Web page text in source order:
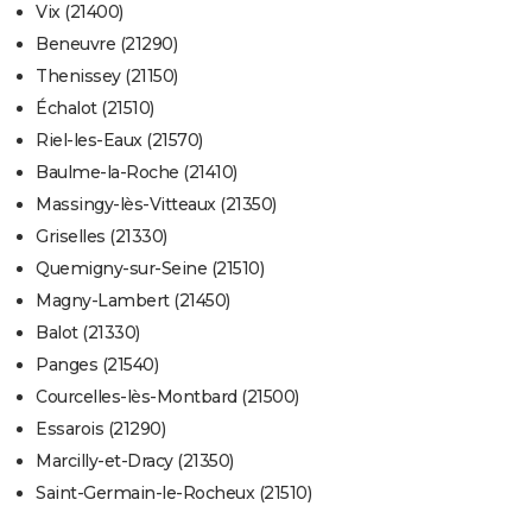
Vix (21400)
Beneuvre (21290)
Thenissey (21150)
Échalot (21510)
Riel-les-Eaux (21570)
Baulme-la-Roche (21410)
Massingy-lès-Vitteaux (21350)
Griselles (21330)
Quemigny-sur-Seine (21510)
Magny-Lambert (21450)
Balot (21330)
Panges (21540)
Courcelles-lès-Montbard (21500)
Essarois (21290)
Marcilly-et-Dracy (21350)
Saint-Germain-le-Rocheux (21510)